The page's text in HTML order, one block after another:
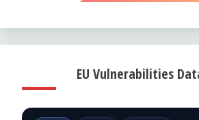
EU Vulnerabilities